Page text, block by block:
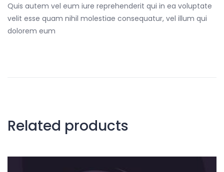
Quis autem vel eum iure reprehenderit qui in ea voluptate
velit esse quam nihil molestiae consequatur, vel illum qui
dolorem eum
Related products